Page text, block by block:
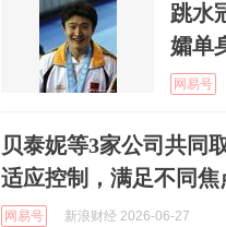
跳水
孀单
网易号
贝泰妮等3家公司共同
适应控制，满足不同焦
网易号 新浪财经 2026-06-27